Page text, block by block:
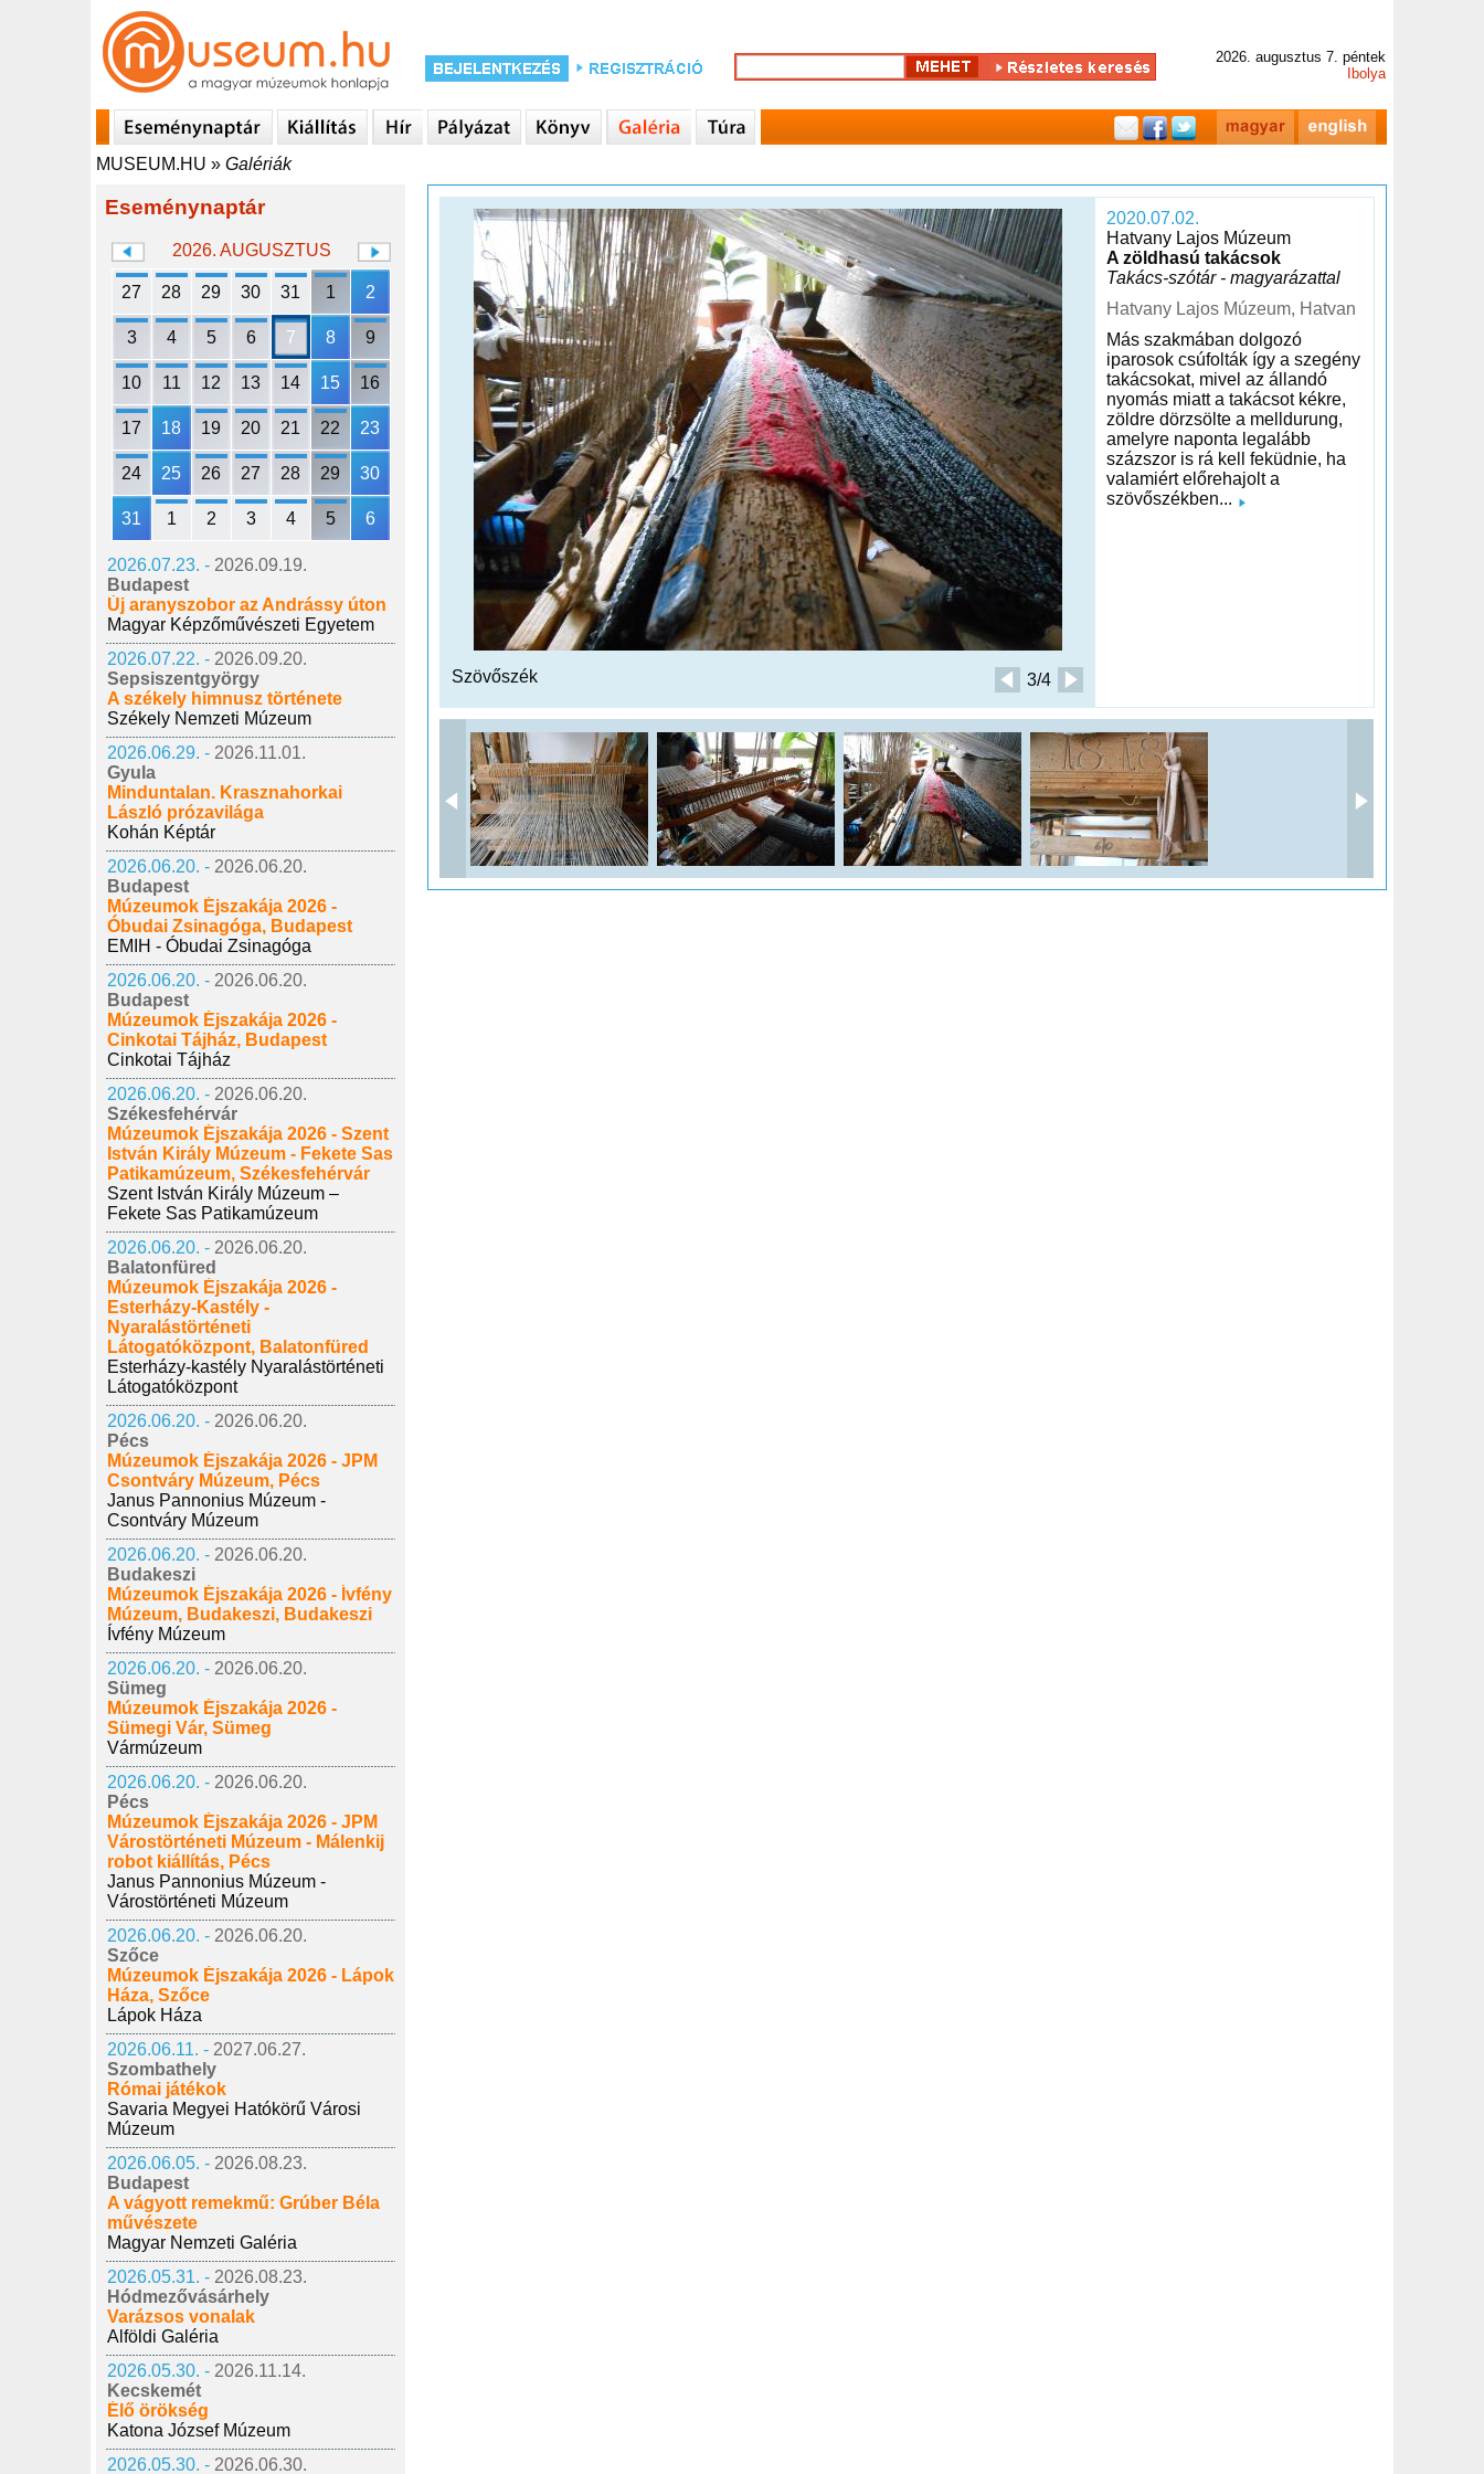
2026. augusztus 7. péntek
Ibolya
MUSEUM.HU » Galériák
Eseménynaptár
2026. AUGUSZTUS
27 28 29 30 31 1 2
3 4 5 6 7 8 9
10 11 12 13 14 15 16
17 18 19 20 21 22 23
24 25 26 27 28 29 30
31 1 2 3 4 5 6
2026.07.23. - 2026.09.19.
Budapest
Új aranyszobor az Andrássy úton
Magyar Képzőművészeti Egyetem
2026.07.22. - 2026.09.20.
Sepsiszentgyörgy
A székely himnusz története
Székely Nemzeti Múzeum
2026.06.29. - 2026.11.01.
Gyula
Minduntalan. Krasznahorkai
László prózavilága
Kohán Képtár
2026.06.20. - 2026.06.20.
Budapest
Múzeumok Éjszakája 2026 -
Óbudai Zsinagóga, Budapest
EMIH - Óbudai Zsinagóga
2026.06.20. - 2026.06.20.
Budapest
Múzeumok Éjszakája 2026 -
Cinkotai Tájház, Budapest
Cinkotai Tájház
2026.06.20. - 2026.06.20.
Székesfehérvár
Múzeumok Éjszakája 2026 - Szent
István Király Múzeum - Fekete Sas
Patikamúzeum, Székesfehérvár
Szent István Király Múzeum –
Fekete Sas Patikamúzeum
2026.06.20. - 2026.06.20.
Balatonfüred
Múzeumok Éjszakája 2026 -
Esterházy-Kastély -
Nyaralástörténeti
Látogatóközpont, Balatonfüred
Esterházy-kastély Nyaralástörténeti
Látogatóközpont
2026.06.20. - 2026.06.20.
Pécs
Múzeumok Éjszakája 2026 - JPM
Csontváry Múzeum, Pécs
Janus Pannonius Múzeum -
Csontváry Múzeum
2026.06.20. - 2026.06.20.
Budakeszi
Múzeumok Éjszakája 2026 - Ívfény
Múzeum, Budakeszi, Budakeszi
Ívfény Múzeum
2026.06.20. - 2026.06.20.
Sümeg
Múzeumok Éjszakája 2026 -
Sümegi Vár, Sümeg
Vármúzeum
2026.06.20. - 2026.06.20.
Pécs
Múzeumok Éjszakája 2026 - JPM
Várostörténeti Múzeum - Málenkij
robot kiállítás, Pécs
Janus Pannonius Múzeum -
Várostörténeti Múzeum
2026.06.20. - 2026.06.20.
Szőce
Múzeumok Éjszakája 2026 - Lápok
Háza, Szőce
Lápok Háza
2026.06.11. - 2027.06.27.
Szombathely
Római játékok
Savaria Megyei Hatókörű Városi
Múzeum
2026.06.05. - 2026.08.23.
Budapest
A vágyott remekmű: Grúber Béla
művészete
Magyar Nemzeti Galéria
2026.05.31. - 2026.08.23.
Hódmezővásárhely
Varázsos vonalak
Alföldi Galéria
2026.05.30. - 2026.11.14.
Kecskemét
Élő örökség
Katona József Múzeum
2026.05.30. - 2026.06.30.
2020.07.02.
Hatvany Lajos Múzeum
A zöldhasú takácsok
Takács-szótár - magyarázattal
Hatvany Lajos Múzeum, Hatvan
Más szakmában dolgozó
iparosok csúfolták így a szegény
takácsokat, mivel az állandó
nyomás miatt a takácsot kékre,
zöldre dörzsölte a melldurung,
amelyre naponta legalább
százszor is rá kell feküdnie, ha
valamiért előrehajolt a
szövőszékben...
Szövőszék 3/4